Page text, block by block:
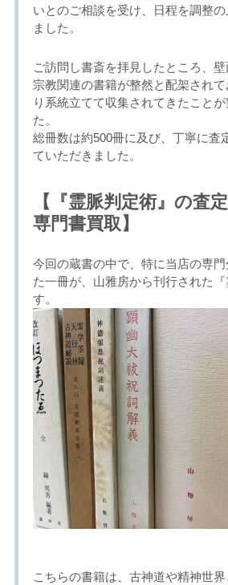
いとのご相談を受け、日程を調整
ました。
ご訪問し書斎を拝見したところ、
宗教関連の書籍が整然と配架され
り系統立てて収集されてきたこと
た。
総冊数は約500冊に及び、丁寧に査
ていただきました。
【『霊脈判定術』の査
専門書買取】
今回の蔵書の中で、特に当店の専
た一冊が、山雅房から刊行された
す。
こちらの書籍は、古神道や精神世